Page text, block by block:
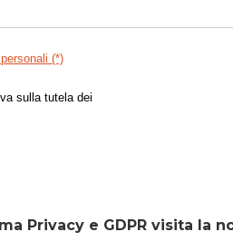
(*)
sulla tutela dei dati personali.
sulla tutela dei
Privacy e GDPR visita la